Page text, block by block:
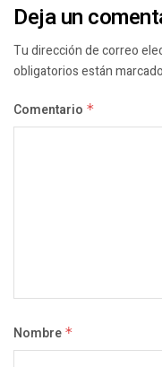
Deja un
Tu dirección de correo
obligatorios están
Comentario *
Nombre *